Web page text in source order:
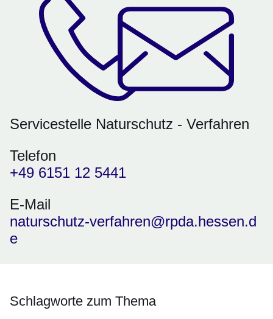
Servicestelle Naturschutz - Verfahren
Telefon
+49 6151 12 5441
E-Mail
naturschutz-verfahren@rpda.hessen.d
e
Schlagworte zum Thema